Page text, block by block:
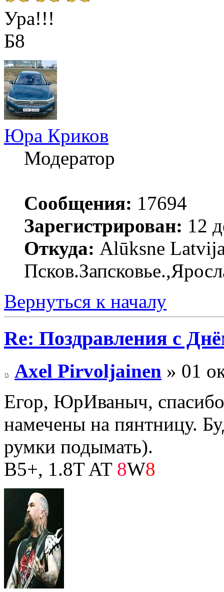
Ура!!!
Б8
Юра Криков
Модератор
Сообщения: 17694
Зарегистрирован: 12
Откуда: Alūksne
Вернуться к началу
Re: Поздравления с
Axel Pirvoljainen » 01
Егор, ЮрИваныч,
намечены на пянтницу.
румки подымать).
B5+, 1.8T AT 8W8